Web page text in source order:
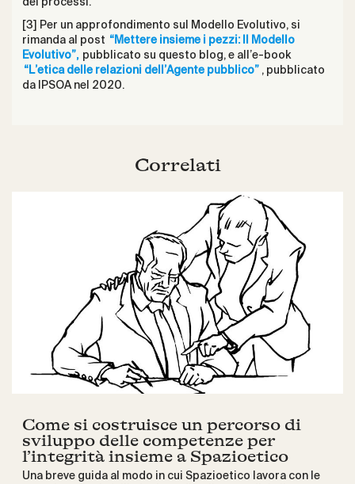
[3] Per un approfondimento sul Modello Evolutivo, si
rimanda al post “Mettere insieme i pezzi: Il Modello
Evolutivo”, pubblicato su questo blog, e all’e-book
“L’etica delle relazioni dell’Agente pubblico” , pubblicato
da IPSOA nel 2020.
Correlati
Come si costruisce un percorso di
sviluppo delle competenze per
l’integrità insieme a Spazioetico
Una breve guida al modo in cui Spazioetico lavora con le